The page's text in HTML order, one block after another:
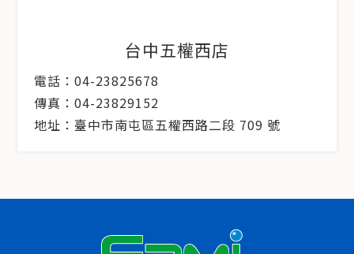
台中五權西店
電話：04-23825678
傳真：04-23829152
地址：臺中市南屯區五權西路二段 709 號